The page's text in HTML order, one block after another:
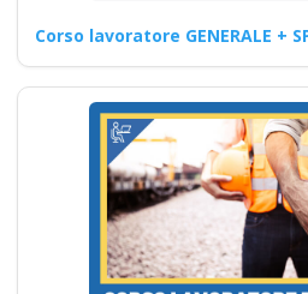
Corso di
Lavoratore Base
Gestione del
Organizzazione
Continua
Corso lavoratore GENERALE +